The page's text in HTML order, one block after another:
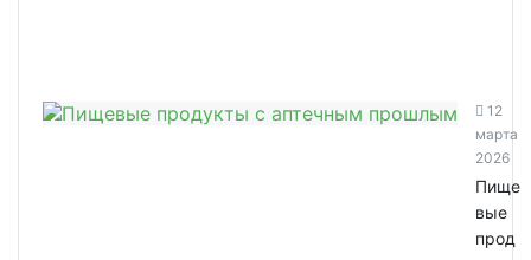
12
марта
2026
Пище
вые
прод